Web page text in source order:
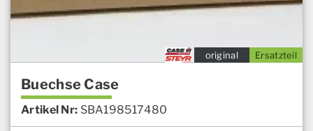
Ersatzteil
original
Buechse Case
Artikel Nr: SBA198517480